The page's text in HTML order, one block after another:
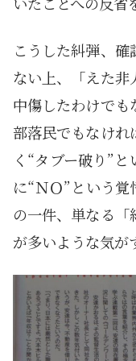
こうした糾弾、
ない上、「えた非
中傷したわけでも
部落民でもなけれ
く“タブー破り”
に“ＮＯ”という
の一件、単なる「
が多いような気が